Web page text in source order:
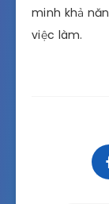
minh khả
việc làm.